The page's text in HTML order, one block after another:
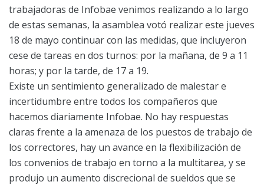
trabajadoras de Infobae venimos realizando a lo largo
de estas semanas, la asamblea votó realizar este jueves
18 de mayo continuar con las medidas, que incluyeron
cese de tareas en dos turnos: por la mañana, de 9 a 11
horas; y por la tarde, de 17 a 19.
Existe un sentimiento generalizado de malestar e
incertidumbre entre todos los compañeros que
hacemos diariamente Infobae. No hay respuestas
claras frente a la amenaza de los puestos de trabajo de
los correctores, hay un avance en la flexibilización de
los convenios de trabajo en torno a la multitarea, y se
produjo un aumento discrecional de sueldos que se